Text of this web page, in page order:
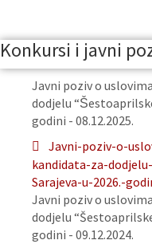
Konkursi i javni
Javni poziv o
dodjelu
godini - 08.12.2025.
Javni-poziv-o-
kandidata-za-
Sarajeva-u-2026.-
Javni poziv o
dodjelu
godini - 09.12.2024.